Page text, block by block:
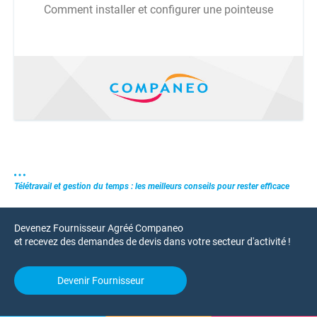
Comment installer et configurer une pointeuse
Télétravail et gestion du temps : les meilleurs conseils pour rester efficace
Devenez Fournisseur Agréé Companeo
et recevez des demandes de devis dans votre secteur d'activité !
Devenir Fournisseur